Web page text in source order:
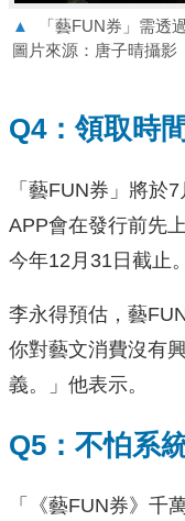
▲
「藝FUN券」需透
圖片來源：唐子晴攝影
Q4：領取時
「藝FUN券」將於
APP會在發行前先
今年12月31日截止。
李永得預估，藝
你對藝文消費沒有
義。」他表示。
Q5：不怕系
「《藝FUN券》千